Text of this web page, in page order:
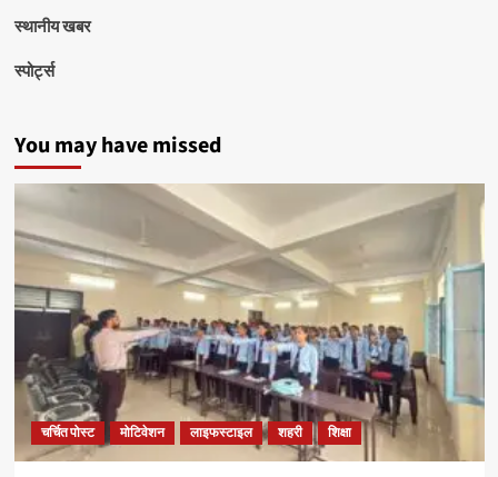
स्थानीय खबर
स्पोर्ट्स
You may have missed
चर्चित पोस्ट मोटिवेशन लाइफस्टाइल शहरी शिक्षा